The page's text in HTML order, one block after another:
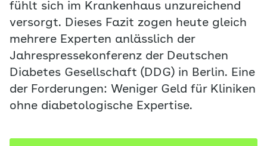
fühlt sich im Krankenhaus unzureichend
versorgt. Dieses Fazit zogen heute gleich
mehrere Experten anlässlich der
Jahrespressekonferenz der Deutschen
Diabetes Gesellschaft (DDG) in Berlin. Eine
der Forderungen: Weniger Geld für Kliniken
ohne diabetologische Expertise.